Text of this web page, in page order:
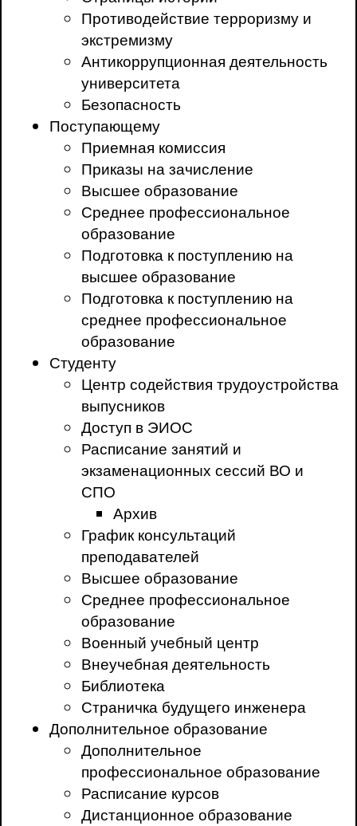
Противодействие терроризму и
экстремизму
Антикоррупционная деятельность
университета
Безопасность
Поступающему
Приемная комиссия
Приказы на зачисление
Высшее образование
Среднее профессиональное
образование
Подготовка к поступлению на
высшее образование
Подготовка к поступлению на
среднее профессиональное
образование
Студенту
Центр содействия трудоустройства
выпусников
Доступ в ЭИОС
Расписание занятий и
экзаменационных сессий ВО и
СПО
Архив
График консультаций
преподавателей
Высшее образование
Среднее профессиональное
образование
Военный учебный центр
Внеучебная деятельность
Библиотека
Страничка будущего инженера
Дополнительное образование
Дополнительное
профессиональное образование
Расписание курсов
Дистанционное образование